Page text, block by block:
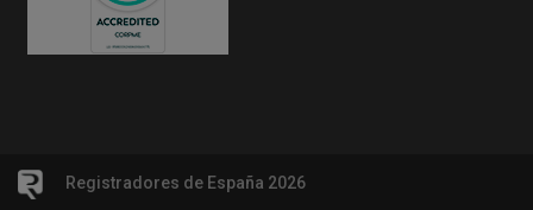
Registradores de España 2026